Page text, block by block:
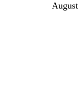
August